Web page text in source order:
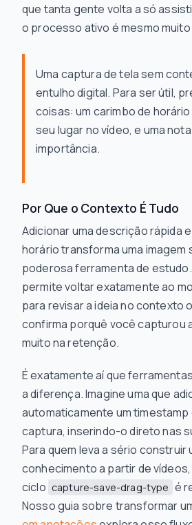
que tanta gente volta a só
o processo ativo é mesmo
Uma captura de tela sem
entulho digital. Para ser útil,
coisas: um carimbo de
seu lugar no vídeo, e uma
importância.
Por Que o Contexto É Tudo
Adicionar uma descrição rápida
horário transforma uma imagem
poderosa ferramenta de
permite voltar exatamente ao
para revisar a ideia no contexto
confirma porquê você capturou
muito na retenção.
É exatamente aí que
a diferença. Imagine uma que
automaticamente um timestamp
captura, inserindo-o direto nas
Para quem leva a sério construir
conhecimento a partir de
ciclo capture-save-drag-type é
Nosso guia sobre transformar